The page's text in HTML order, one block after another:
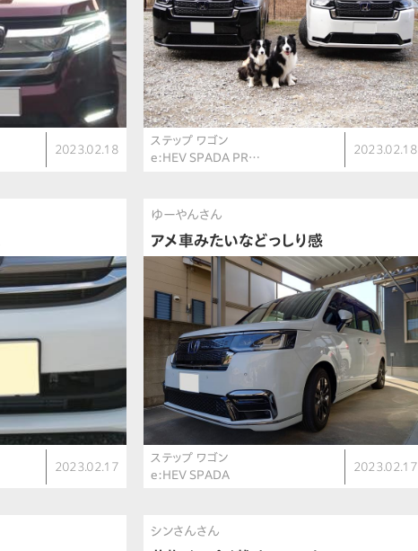
2023.02.18
ステップ ワゴン
e:HEV SPADA PR…
2023.02.18
2023.02.17
ゆーやんさん
アメ車みたいなどっしり感
ステップ ワゴン
e:HEV SPADA
2023.02.17
シンさんさん